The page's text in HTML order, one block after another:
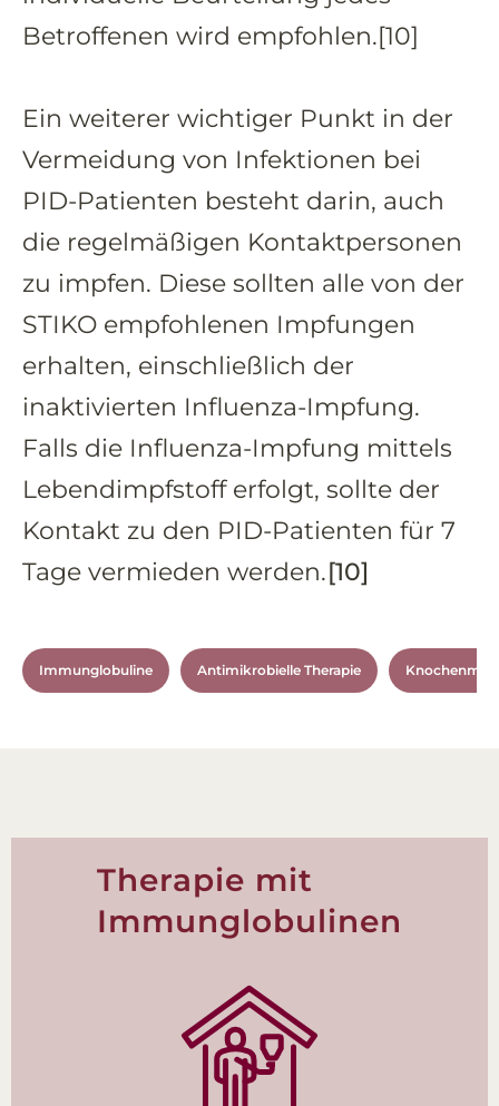
Betroffenen wird empfohlen.[10]
Ein weiterer wichtiger Punkt in der
Vermeidung von Infektionen bei
PID-Patienten besteht darin, auch
die regelmäßigen Kontaktpersonen
zu impfen. Diese sollten alle von der
STIKO empfohlenen Impfungen
erhalten, einschließlich der
inaktivierten Influenza-Impfung.
Falls die Influenza-Impfung mittels
Lebendimpfstoff erfolgt, sollte der
Kontakt zu den PID-Patienten für 7
Tage vermieden werden.[10]
Immunglobuline Antimikrobielle Therapie
Therapie mit
Immunglobulinen